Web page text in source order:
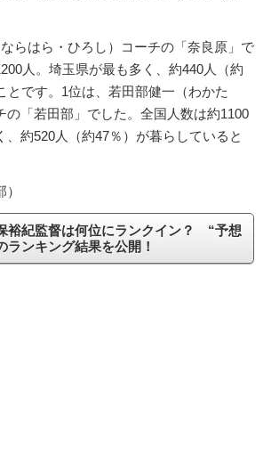
らはら・ひろし）コーチの「奈良原」で
人。埼玉県が最も多く、約440人（約
とです。1位は、若田部健一（わかた
の「若田部」でした。全国人数は約1100
、約520人（約47％）が暮らしていると
裕紀監督は何位にランクイン？ “予想
ランキング結果を公開！